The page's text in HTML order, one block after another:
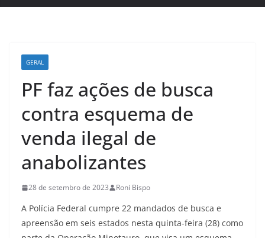
GERAL
PF faz ações de busca
contra esquema de
venda ilegal de
anabolizantes
28 de setembro de 2023 Roni Bispo
A Polícia Federal cumpre 22 mandados de busca e
apreensão em seis estados nesta quinta-feira (28) como